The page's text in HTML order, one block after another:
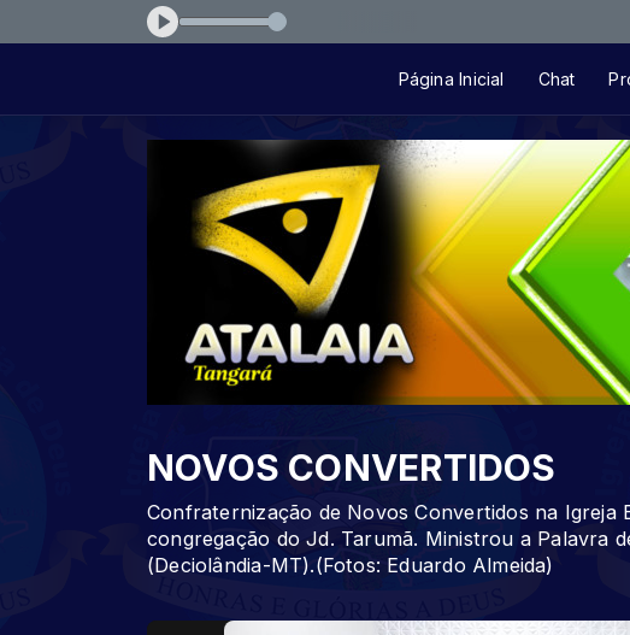
Página Inicial Chat
NOVOS CONVERTIDOS
Confraternização de Novos Convertidos na Igreja
congregação do Jd. Tarumã. Ministrou a Palavra
(Deciolândia-MT).(Fotos: Eduardo Almeida)